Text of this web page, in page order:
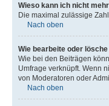
Wieso kann ich nicht
Die maximal zulässige
Nach oben
Wie bearbeite oder
Wie bei den Beiträgen
Umfrage verknüpft. Wenn
von Moderatoren oder
Nach oben